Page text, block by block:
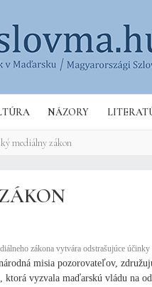
NÁZORY
mediálny zákon
zákona vytvára odstrašujúce
misia pozorovateľov,
ktorá vyzvala maďarskú vládu na